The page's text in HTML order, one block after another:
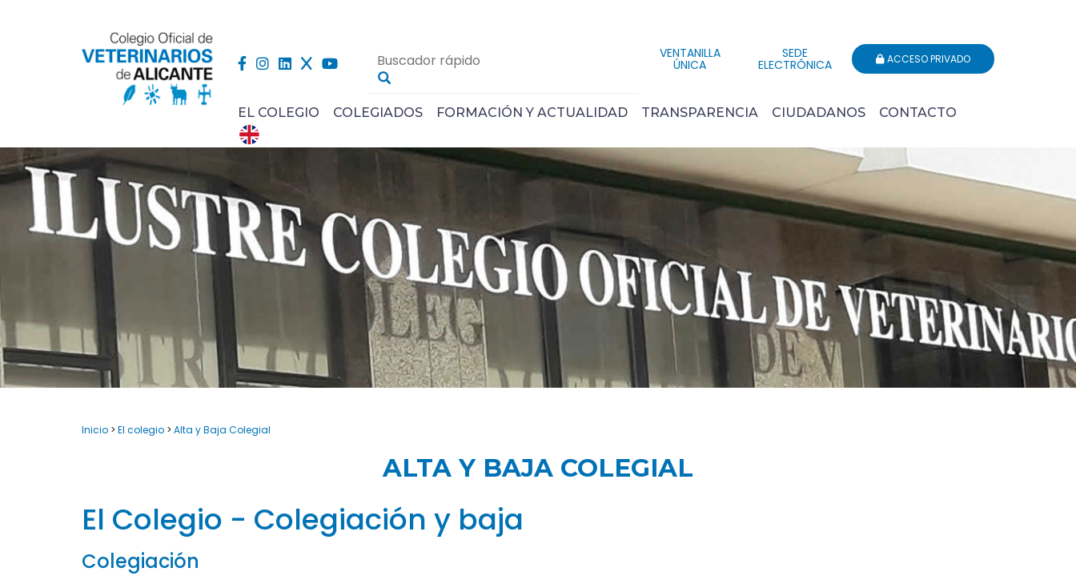
VENTANILLA
ÚNICA
SEDE
ELECTRÓNICA ACCESO PRIVADO
EL COLEGIO COLEGIADOS FORMACIÓN Y ACTUALIDAD TRANSPARENCIA CIUDADANOS CONTACTO
Inicio > El colegio > Alta y Baja Colegial
ALTA Y BAJA COLEGIAL
El Colegio - Colegiación y baja
Colegiación